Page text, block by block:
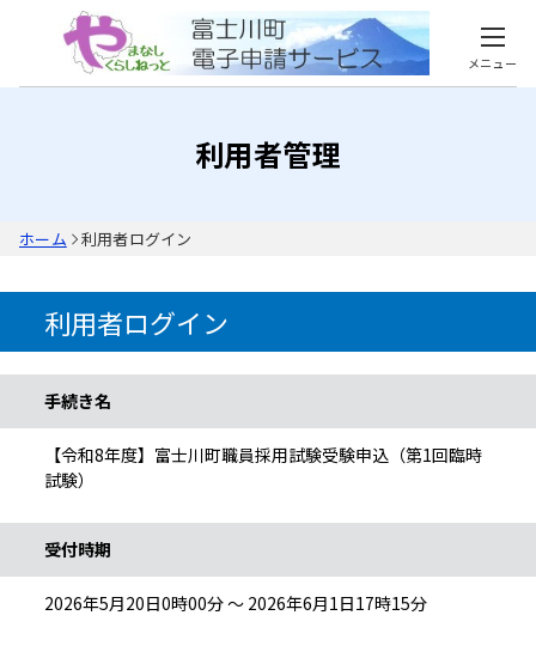
メニュー
利用者管理
ホーム 利用者ログイン
利用者ログイン
手続き名
【令和8年度】富士川町職員採用試験受験申込（第1回臨時
試験）
受付時期
2026年5月20日0時00分 ～ 2026年6月1日17時15分